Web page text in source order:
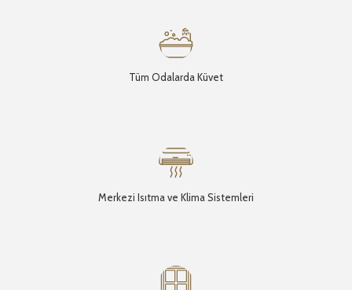
Tüm Odalarda Küvet
Merkezi Isıtma ve Klima Sistemleri